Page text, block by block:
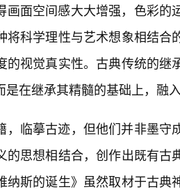
画面空间感大大增强，色彩的
将科学理性与艺术想象相结合
的视觉真实性。古典传统的继
在继承其精髓的基础上，融
，临摹古迹，但他们并非墨守
思想相结合，创作出既有古
纳斯的诞生》虽然取材于古典